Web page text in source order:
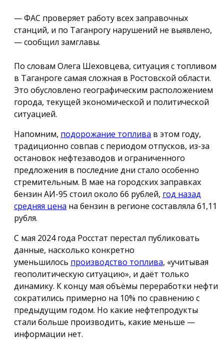
— ФАС проверяет работу всех заправочных
станций, и по Таганрогу нарушений не выявлено,
— сообщил замглавы.
По словам Олега Шеховцева, ситуация с топливом
в Таганроге самая сложная в Ростовской области.
Это обусловлено географическим расположением
города, текущей экономической и политической
ситуацией.
Напомним, подорожание топлива в этом году,
традиционно совпав с периодом отпусков, из-за
остановок нефтезаводов и ограниченного
предложения в последние дни стало особенно
стремительным. В мае на городских заправках
бензин АИ-95 стоил около 66 рублей, год назад
средняя цена на бензин в регионе составляла 61,11
рубля.
С мая 2024 года Росстат перестал публиковать
данные, насколько конкретно
уменьшилось производство топлива, «учитывая
геополитическую ситуацию», и даёт только
динамику. К концу мая объёмы переработки нефти
сократились примерно на 10% по сравнению с
предыдущим годом. Но какие нефтепродукты
стали больше производить, какие меньше —
информации нет.